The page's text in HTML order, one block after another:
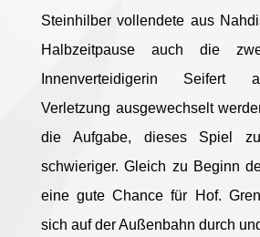
Steinhilber vollendete aus
Halbzeitpause auch die
Innenverteidigerin Seifert
Verletzung ausgewechselt
die Aufgabe, dieses Spiel
schwieriger. Gleich zu Beginn
eine gute Chance für Hof.
sich auf der Außenbahn durch